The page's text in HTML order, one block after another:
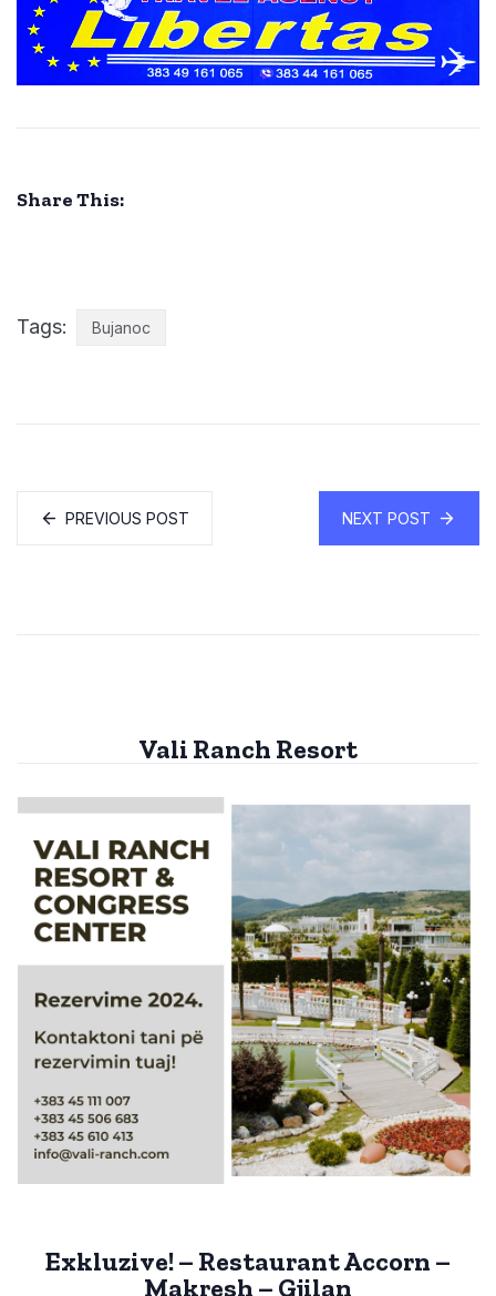
Share This:
Tags: Bujanoc
PREVIOUS POST NEXT POST
Vali Ranch Resort
Exkluzive! – Restaurant Accorn –
Makresh – Gjilan